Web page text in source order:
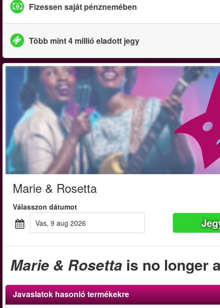
Fizessen saját pénznemében
Több mint 4 millió eladott jegy
Marie & Rosetta
Válasszon dátumot
vas, 9 aug 2026
Marie & Rosetta is no longer
Javaslatok hasonló termékekre